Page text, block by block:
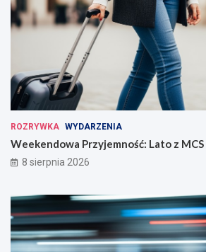
ROZRYWKA WYDARZENIA
Weekendowa Przyjemność: Lato z
8 sierpnia 2026